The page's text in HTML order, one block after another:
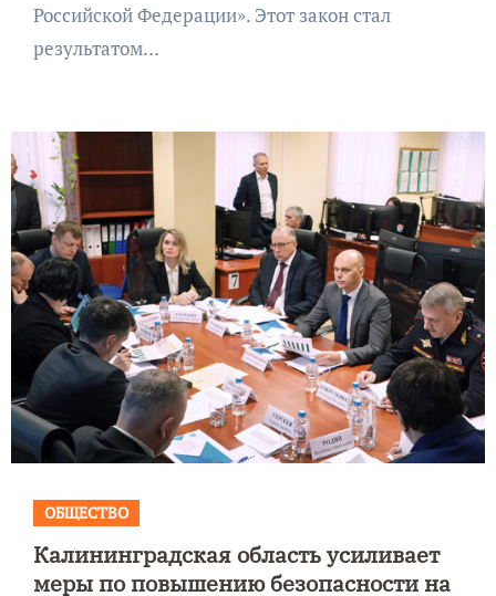
Российской Федерации». Этот закон стал
результатом…
ОБЩЕСТВО
Калининградская область усиливает
меры по повышению безопасности на